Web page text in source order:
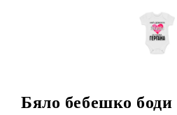
Бяло бебешко